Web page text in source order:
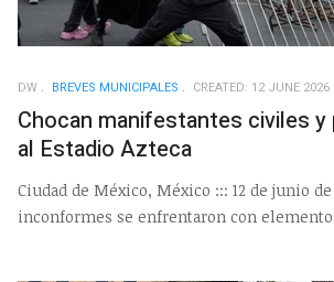
DW BREVES MUNICIPALES CREATED: 12 JUNE 2026
Chocan manifestantes civiles
al Estadio Azteca
Ciudad de México, México ::: 12 de junio de
inconformes se enfrentaron con